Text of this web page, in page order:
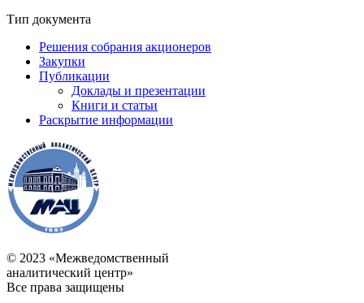
Тип документа
Решения собрания акционеров
Закупки
Публикации
Доклады и презентации
Книги и статьи
Раскрытие информации
© 2023 «Межведомственный
аналитический центр»
Все права защищены